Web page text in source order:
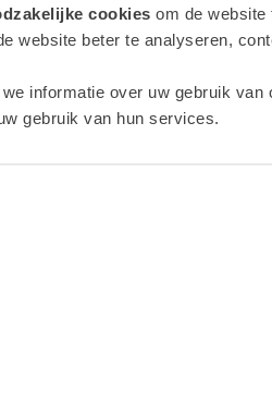
cookies om de
website beter te analyseren,
informatie over uw gebruik
gebruik van hun services.